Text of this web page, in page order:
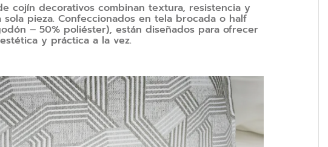
cojín decorativos combinan textura, resistencia y
sola pieza. Confeccionados en tela brocada o half
– 50% poliéster), están diseñados para ofrecer
y práctica a la vez.